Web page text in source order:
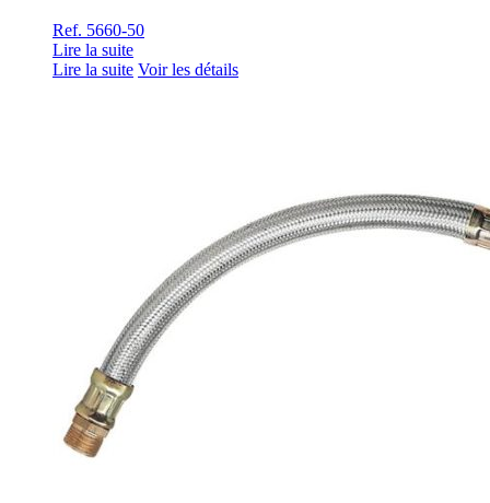
Ref. 5660-50
Lire la suite
Lire la suite Voir les détails